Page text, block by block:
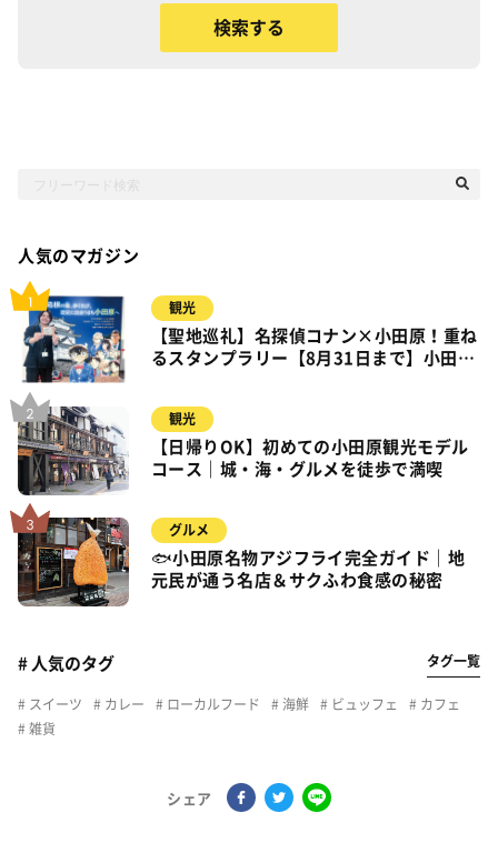
人気のマガジン
観光
【聖地巡礼】名探偵コナン×小田原！重ね
るスタンプラリー【8月31日まで】小田
観光
【日帰りOK】初めての小田原観光モデル
コース｜城・海・グルメを徒歩で満喫
グルメ
🐟小田原名物アジフライ完全ガイド｜地
元民が通う名店＆サクふわ食感の秘密
# 人気のタグ タグ一覧
スイーツ カレー ローカルフード 海鮮 ビュッフェ
カフェ
雑貨
シェア